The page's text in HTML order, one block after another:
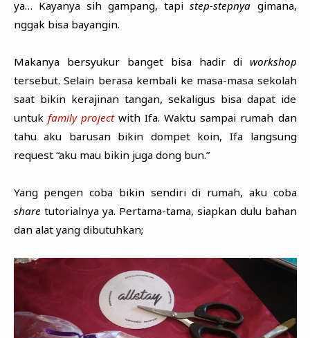
ya… Kayanya sih gampang, tapistep-stepnya gimana,
nggak bisa bayangin.
Makanya bersyukur banget bisa hadir di workshop
tersebut. Selain berasa kembali ke masa-masa sekolah
saat bikin kerajinan tangan, sekaligus bisa dapat ide
untuk family projectwith Ifa. Waktu sampai rumah dan
tahu aku barusan bikin dompet koin, Ifa langsung
request “aku mau bikin juga dong bun.”
Yang pengen coba bikin sendiri di rumah, aku coba
sharetutorialnya ya. Pertama-tama, siapkan dulu bahan
dan alat yang dibutuhkan;